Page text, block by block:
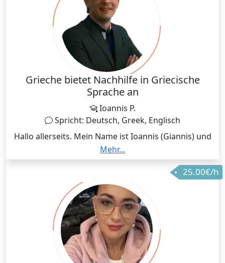
Grieche bietet Nachhilfe in Griecische
Sprache an
Ioannis P.
Spricht: Deutsch, Greek, Englisch
Hallo allerseits. Mein Name ist Ioannis (Giannis) und
ich komme ursprünglich aus Griechenland. Seite
Januar 2013 ich woche und arbeite in Landkreis
München. Ich biete Nachhilfe in Griechische Sprache
unabhängig von Euren Nationalität. Ich freue mich
über Eure Aufträge.
Mehr...
25.00€/h